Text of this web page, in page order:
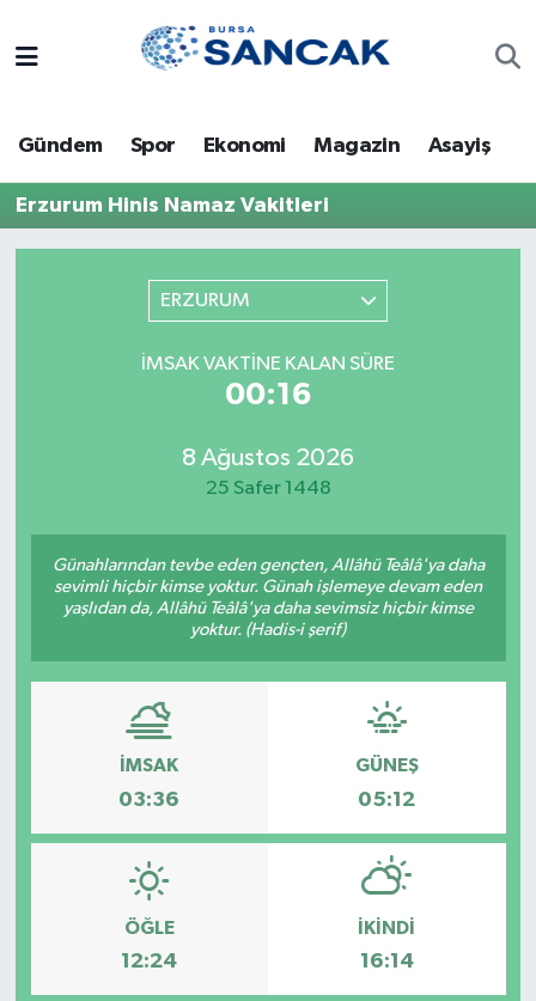
Gündem Spor Ekonomi Magazin Asayiş
Erzurum Hinis Namaz Vakitleri
ERZURUM
İMSAK VAKTINE KALAN SÜRE
00:16
8 Ağustos 2026
25 Safer 1448
Günahlarından tevbe eden gençten, Allâhü Teâlâ'ya daha
sevimli hiçbir kimse yoktur. Günah işlemeye devam eden
yaşlıdan da, Allâhü Teâlâ'ya daha sevimsiz hiçbir kimse
yoktur. (Hadis-i şerif)
İMSAK
03:36
GÜNEŞ
05:12
ÖĞLE
12:24
İKINDI
16:14
Bursa
Dünya
Sağlık
Türkiye
Trafik Durumu
Süper Lig Puan Durumu ve Fikstür